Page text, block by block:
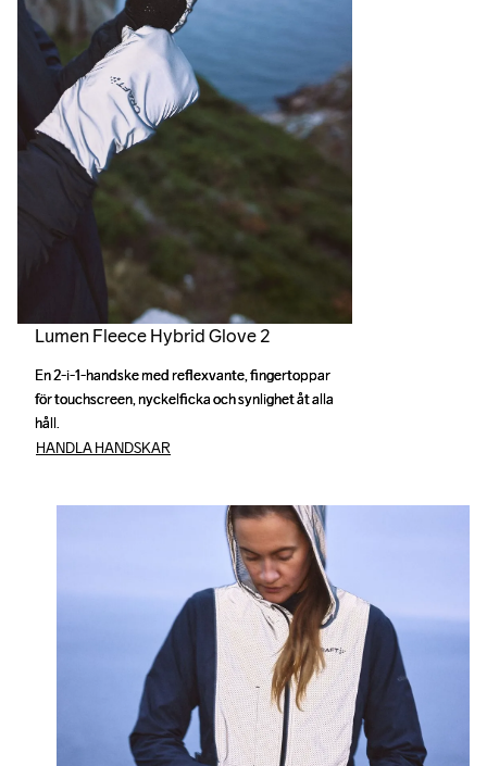
Lumen Fleece Hybrid Glove 2
En 2-i-1-handske med reflexvante, fingertoppar
för touchscreen, nyckelficka och synlighet åt alla
håll.
En 2-i-1-handske med reflexvante, fingertoppar
för touchscreen, nyckelficka och synlighet åt alla
håll.
HANDLA HANDSKAR